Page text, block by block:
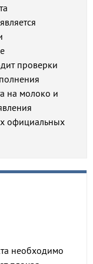
проверки
на молоко и
официальных
необходимо